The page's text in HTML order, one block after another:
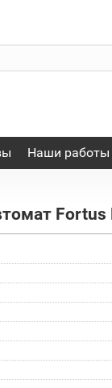
Наши работы
Fortus